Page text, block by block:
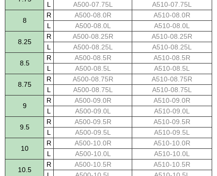
L
A500-07.75L A510-07.75L
8
R A500-08.0R
A510-08.0R
L
A500-08.0L A510-08.0L
8.25
R A500-08.25R
A510-08.25R
L
A500-08.25L A510-08.25L
8.5
R A500-08.5R
A510-08.5R
L
A500-08.5L A510-08.5L
8.75
R A500-08.75R
A510-08.75R
L
A500-08.75L A510-08.75L
9
R A500-09.0R
A510-09.0R
L
A500-09.0L A510-09.0L
9.5
R A500-09.5R
A510-09.5R
L
A500-09.5L A510-09.5L
10
R A500-10.0R
A510-10.0R
L
A500-10.0L A510-10.0L
10.5
R A500-10.5R
A510-10.5R